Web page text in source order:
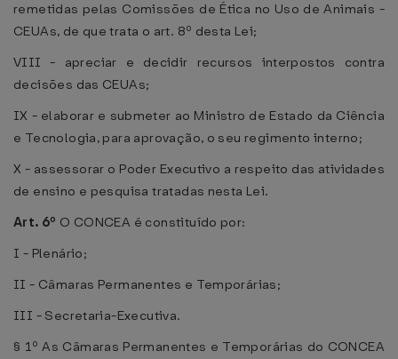
remetidas pelas Comissões de Ética no Uso de Animais -
CEUAs, de que trata o art. 8º desta Lei;
VIII - apreciar e decidir recursos interpostos contra
decisões das CEUAs;
IX - elaborar e submeter ao Ministro de Estado da Ciência
e Tecnologia, para aprovação, o seu regimento interno;
X - assessorar o Poder Executivo a respeito das atividades
de ensino e pesquisa tratadas nesta Lei.
Art. 6º O CONCEA é constituído por:
I - Plenário;
II - Câmaras Permanentes e Temporárias;
III - Secretaria-Executiva.
§ 1º As Câmaras Permanentes e Temporárias do CONCEA